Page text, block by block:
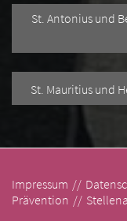
St. Antonius und
St. Mauritius und
Impressum
Prävention